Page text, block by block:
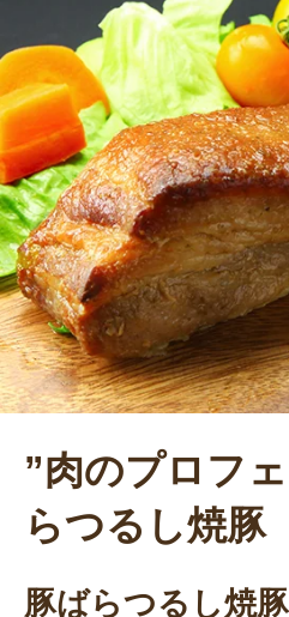
近年では地場企
匠集団“あがの衆”
うした取り組みの
ィングの知識をも
野市の地場企業と
信していく。
”肉のプロフ
らつるし焼豚
豚ばらつるし焼